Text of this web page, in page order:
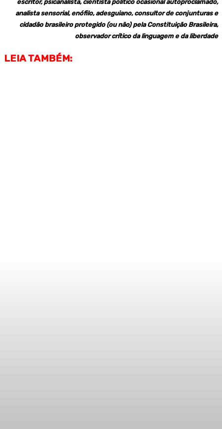
escritor, psicanalista, cientista político ocasional autoproclamado,
analista sensorial, enófilo, adesguiano, consultor de conjunturas e
cidadão brasileiro protegido (ou não) pela Constituição Brasileira,
observador crítico da linguagem e da liberdade
LEIA TAMBÉM: